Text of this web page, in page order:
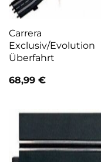
Carrera
Exclusiv/Evolution
Überfahrt
68,99 €